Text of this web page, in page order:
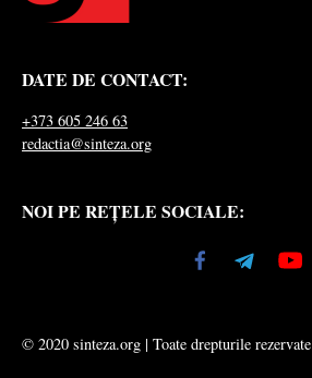
DATE DE CONTACT:
+373 605 246 63
redactia@sinteza.org
NOI PE REȚELE SOCIALE:
© 2020 sinteza.org | Toate drepturile rezervate